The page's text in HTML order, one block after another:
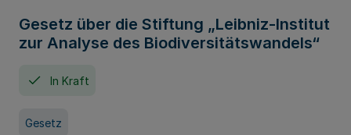
Gesetz über die Stiftung „Leibniz-Institut
zur Analyse des Biodiversitätswandels“
In Kraft
Gesetz